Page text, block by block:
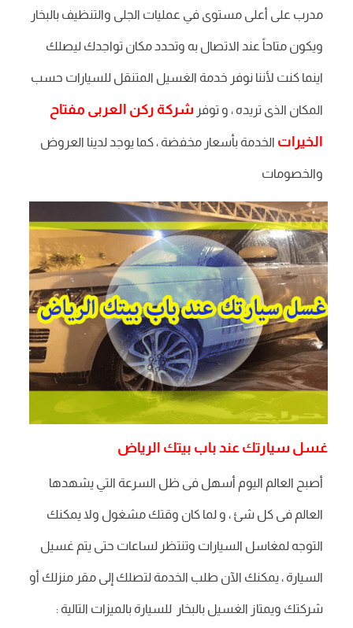
مدرب على أعلى مستوى في عمليات الجلى والتنظيف بالبخار
ويكون متاحاً عند الاتصال به وتحدد مكان تواجدك ليصلك
اينما كنت لأننا نوفر خدمة الغسيل المتنقل للسيارات حسب
المكان الذى تريده ، و توفر شركة ركن العربى مفتاح
الخيرات الخدمة بأسعار مخفضة ، كما يوجد لدينا العروض
والخصومات
غسل سيارتك عند باب بيتك الرياض
أصبح العالم اليوم أسهل فى ظل السرعة التي يشهدها
العالم فى كل شئ ، و لما كان وقتك مشغول ولا يمكنك
التوجه لمغاسل السيارات وتنتظر لساعات حتى يتم غسيل
السيارة ، يمكنك الآن طلب الخدمة لتصلك إلى مقر منزلك أو
شركتك ويمتاز الغسيل بالبخار للسيارة بالميزات التالية :